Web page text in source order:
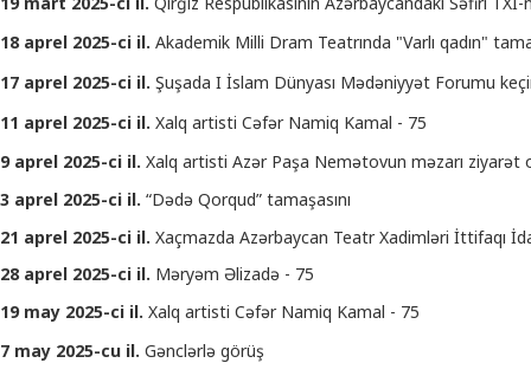
18 aprel 2025-ci il. Akademik Milli Dram Teatrında "Varlı qadın"
17 aprel 2025-ci il. Şuşada I İslam Dünyası Mədəniyyət Forumu
11 aprel 2025-ci il. Xalq artisti Cəfər Namiq Kamal - 75
9 aprel 2025-ci il. Xalq artisti Azər Paşa Nemətovun məzarı ziyarət
3 aprel 2025-ci il. “Dədə Qorqud” tamaşasını
21 aprel 2025-ci il. Xaçmazda Azərbaycan Teatr Xadimləri İttifaqı
28 aprel 2025-ci il. Məryəm Əlizadə - 75
19 may 2025-ci il. Xalq artisti Cəfər Namiq Kamal - 75
7 may 2025-cu il. Gənclərlə görüş